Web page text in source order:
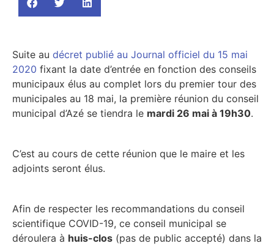
Suite au décret publié au Journal officiel du 15 mai
2020 fixant la date d’entrée en fonction des conseils
municipaux élus au complet lors du premier tour des
municipales au 18 mai, la première réunion du conseil
municipal d’Azé se tiendra le mardi 26 mai à 19h30.
C’est au cours de cette réunion que le maire et les
adjoints seront élus.
Afin de respecter les recommandations du conseil
scientifique COVID-19, ce conseil municipal se
déroulera à huis-clos (pas de public accepté) dans la